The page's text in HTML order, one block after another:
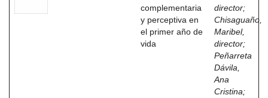
complementaria
y perceptiva en
el primer año de
vida
director;
Chisaguaño,
Maribel,
director;
Peñarreta
Dávila,
Ana
Cristina;